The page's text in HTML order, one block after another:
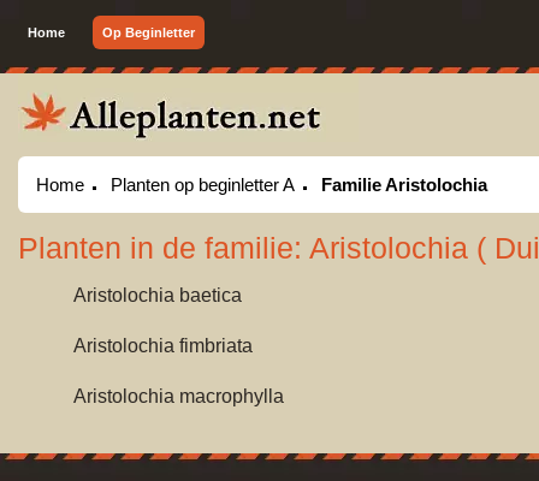
Home Op Beginletter
Home Planten op beginletter A Familie Aristolochia
Planten in de familie: Aristolochia (
Aristolochia baetica
Aristolochia fimbriata
Aristolochia macrophylla